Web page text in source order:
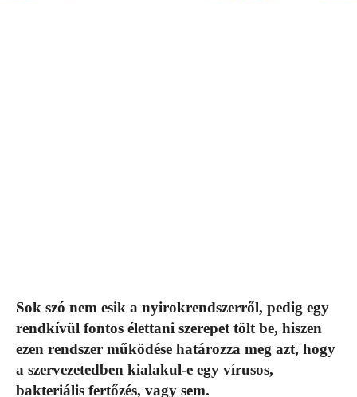
Sok szó nem esik a nyirokrendszerről, pedig egy
rendkívül fontos élettani szerepet tölt be, hiszen
ezen rendszer működése határozza meg azt, hogy
a szervezetedben kialakul-e egy vírusos,
bakteriális fertőzés, vagy sem.